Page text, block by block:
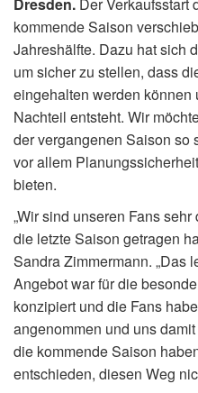
kommende Saison
Jahreshälfte. Dazu hat sich
um sicher zu stellen, dass
eingehalten werden können
Nachteil entsteht. Wir
der vergangenen Saison so
vor allem
bieten.
„Wir sind unseren Fans
die letzte Saison getragen
Sandra Zimmermann. „Das
Angebot war für die
konzipiert und die Fans
angenommen und uns
die kommende Saison
entschieden, diesen Weg